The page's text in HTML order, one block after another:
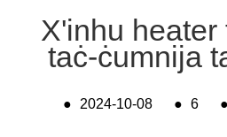
X'inhu heater
taċ-ċumnija
● 2024-10-08 ● 6 ●